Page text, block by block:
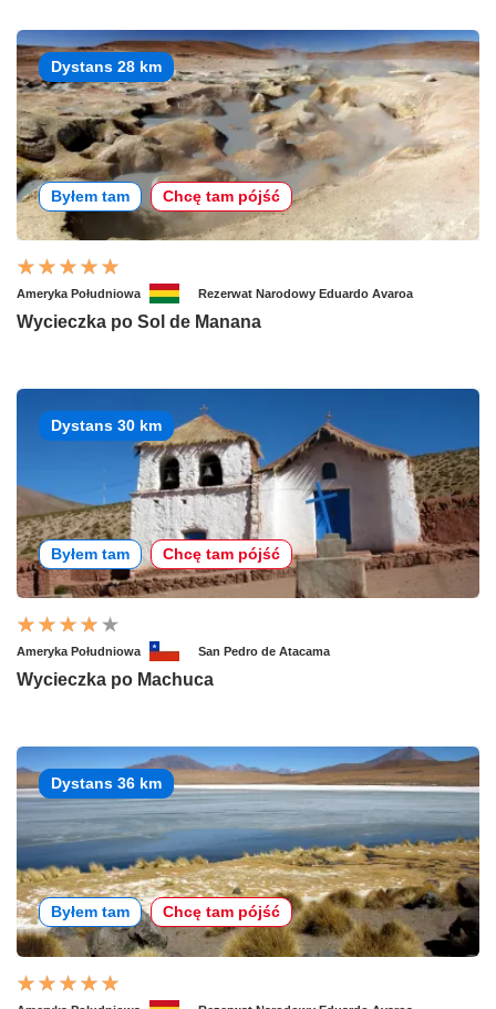
Dystans 28 km
Byłem tam Chcę tam pójść
Ameryka Południowa Rezerwat Narodowy Eduardo Avaroa
Wycieczka po Sol de Manana
Dystans 30 km
Byłem tam Chcę tam pójść
Ameryka Południowa San Pedro de Atacama
Wycieczka po Machuca
Dystans 36 km
Byłem tam Chcę tam pójść